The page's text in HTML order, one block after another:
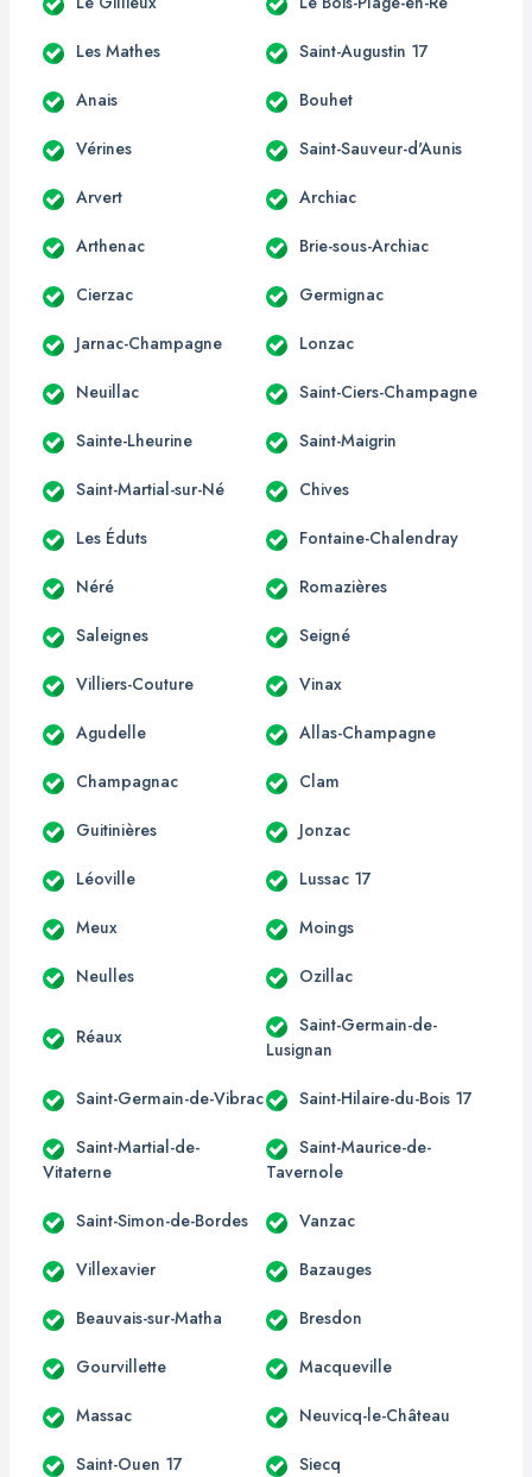
Les Mathes Saint-Augustin 17
Anais Bouhet
Vérines Saint-Sauveur-d'Aunis
Arvert Archiac
Arthenac Brie-sous-Archiac
Cierzac Germignac
Jarnac-Champagne Lonzac
Neuillac Saint-Ciers-Champagne
Sainte-Lheurine Saint-Maigrin
Saint-Martial-sur-Né Chives
Les Éduts Fontaine-Chalendray
Néré Romazières
Saleignes Seigné
Villiers-Couture Vinax
Agudelle Allas-Champagne
Champagnac Clam
Guitinières Jonzac
Léoville Lussac 17
Meux Moings
Neulles Ozillac
Réaux
Saint-Germain-de-
Lusignan
Saint-Germain-de-Vibrac Saint-Hilaire-du-Bois 17
Saint-Martial-de-
Vitaterne
Saint-Maurice-de-
Tavernole
Saint-Simon-de-Bordes Vanzac
Villexavier Bazauges
Beauvais-sur-Matha Bresdon
Gourvillette Macqueville
Massac Neuvicq-le-Château
Saint-Ouen 17 Siecq